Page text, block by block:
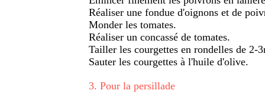
Réaliser une fondue d'oignons et de
Monder les tomates.
Réaliser un concassé de tomates.
Tailler les courgettes en rondelles de 2-
Sauter les courgettes à l'huile d'olive.
3. Pour la persillade